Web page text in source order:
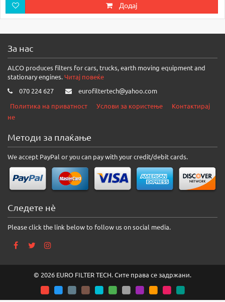
Додај
За нас
ALCO produces filters for cars, trucks, earth moving equipment and
stationary engines.Читај повеќе
070 224 627
eurofiltertech@yahoo.com
Политика на приватност
Услови за користење
Контактирај
не
Методи за плаќање
We accept PayPal or you can pay with your credit/debit cards.
Следете нè
Please click the link below to follow us on social media.
© 2026 EURO FILTER TECH. Сите права се задржани.